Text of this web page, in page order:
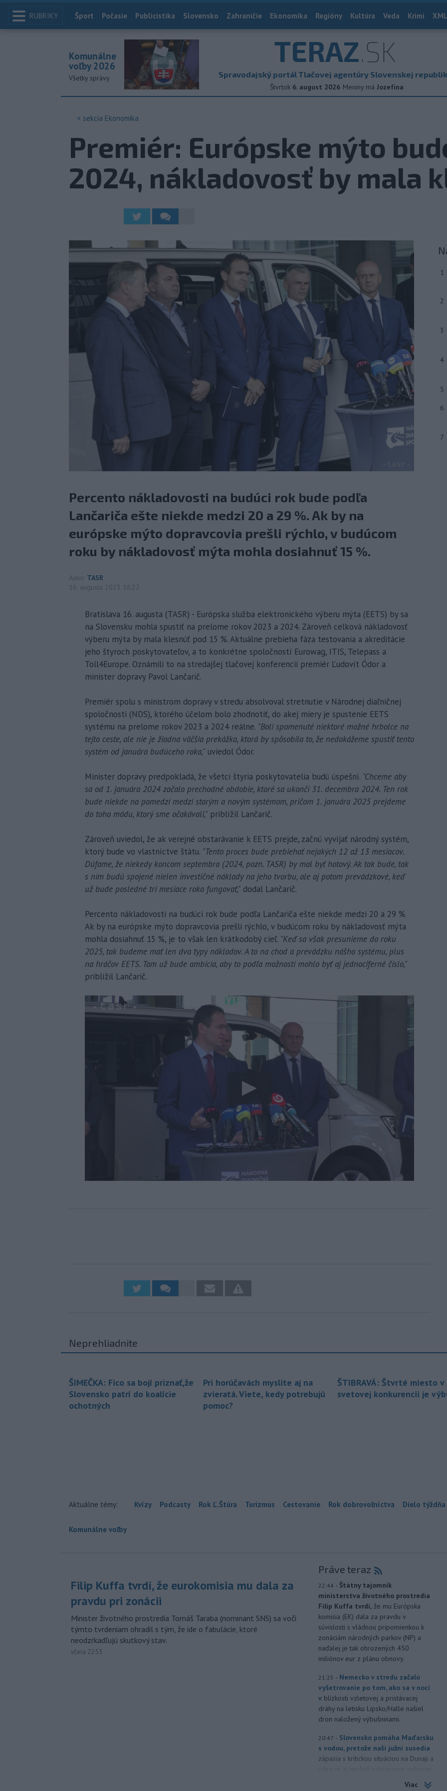
RUBRIKY Index
Šport Počasie Publicistika Slovensko Zahraničie Ekonomika Regióny Kultúra Veda Krimi
TERAZ.SK
Spravodajský portál Tlačovej agentúry Slovenskej
Štvrtok 6. august 2026 Meniny má Jozefína
Komunálne
voľby 2026
Všetky správy
< sekcia Ekonomika
Premiér: Európske mýto
2024, nákladovosť by mala
Percento nákladovosti na budúci rok bude podľa
Lančariča ešte niekde medzi 20 a 29 %. Ak by na
európske mýto dopravcovia prešli rýchlo, v budúcom
roku by nákladovosť mýta mohla dosiahnuť 15 %.
Autor TASR
16. augusta 2023 16:22
Bratislava 16. augusta (TASR) - Európska služba elektronického výberu mýta (EETS) by sa
na Slovensku mohla spustiť na prelome rokov 2023 a 2024. Zároveň celková nákladovosť
výberu mýta by mala klesnúť pod 15 %. Aktuálne prebieha fáza testovania a akreditácie
jeho štyroch poskytovateľov, a to konkrétne spoločností Eurowag, ITIS, Telepass a
Toll4Europe. Oznámili to na stredajšej tlačovej konferencii premiér Ľudovít Ódor a
minister dopravy Pavol Lančarič.
Premiér spolu s ministrom dopravy v stredu absolvoval stretnutie v Národnej diaľničnej
spoločnosti (NDS), ktorého účelom bolo zhodnotiť, do akej miery je spustenie EETS
systému na prelome rokov 2023 a 2024 reálne. "Boli spomenuté niektoré možné hrbolce na
tejto ceste, ale nie je žiadna väčšia prekážka, ktorá by spôsobila to, že nedokážeme spustiť tento
systém od januára budúceho roka," uviedol Ódor.
Minister dopravy predpokladá, že všetci štyria poskytovatelia budú úspešní. "Chceme aby
sa od 1. januára 2024 začalo prechodné obdobie, ktoré sa ukončí 31. decembra 2024. Ten rok
bude niekde na pomedzí medzi starým a novým systémom, pričom 1. januára 2025 prejdeme
do toho módu, ktorý sme očakávali," priblížil Lančarič.
Zároveň uviedol, že ak verejné obstarávanie k EETS prejde, začnú vyvíjať národný systém,
ktorý bude vo vlastníctve štátu. "Tento proces bude prebiehať nejakých 12 až 13 mesiacov.
Dúfame, že niekedy koncom septembra (2024, pozn. TASR) by mal byť hotový. Ak tak bude, tak
s ním budú spojené nielen investičné náklady na jeho tvorbu, ale aj potom prevádzkové, keď
už bude posledné tri mesiace roka fungovať," dodal Lančarič.
Percento nákladovosti na budúci rok bude podľa Lančariča ešte niekde medzi 20 a 29 %.
Ak by na európske mýto dopravcovia prešli rýchlo, v budúcom roku by nákladovosť mýta
mohla dosiahnuť 15 %, je to však len krátkodobý cieľ. "Keď sa však presunieme do roku
2025, tak budeme mať len dva typy nákladov. A to na chod a prevádzku nášho systému, plus
na hráčov EETS. Tam už bude ambícia, aby to podľa možností mohlo byť aj jednociferné číslo,"
priblížil Lančarič.
1
2
3
4
5
6
7
Neprehliadnite
ŠIMEČKA: Fico sa bojí priznať,že
Slovensko patrí do koalície
ochotných
Pri horúčavách myslite aj na
zvieratá. Viete, kedy potrebujú
pomoc?
ŠTIBRAVÁ: Štvrté miesto
svetovej konkurencii je
Aktuálne témy: Kvízy Podcasty Rok Ľ.Štúra Turizmus Cestovanie Rok dobrovoľníctva Dielo týždňa
Komunálne voľby
Filip Kuffa tvrdí, že eurokomisia mu dala za
pravdu pri zonácii
Minister životného prostredia Tomáš Taraba (nominant SNS) sa voči
týmto tvrdeniam ohradil s tým, že ide o fabulácie, ktoré
neodzrkadľujú skutkový stav.
včera 22:53
Práve teraz
22:44 - Štátny tajomník
ministerstva životného prostredia
Filip Kuffa tvrdí, že mu Európska
komisia (EK) dala za pravdu v
súvislosti s vládnou pripomienkou k
zonáciám národných parkov (NP) a
naďalej je tak ohrozených 450
miliónov eur z plánu obnovy.
21:25 - Nemecko v stredu začalo
vyšetrovanie po tom, ako sa v noci
v blízkosti vzletovej a pristávacej
dráhy na letisku Lipsko/Halle našiel
dron naložený výbušninami.
20:47 - Slovensko pomáha Maďarsku
s vodou, pretože naši južní susedia
zápasia s kritickou situáciou na Dunaji a
Viac